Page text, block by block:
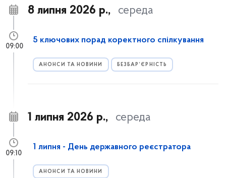
8 липня 2026 р., середа
5 ключових порад коректного спілкування
АНОНСИ ТА НОВИНИ БЕЗБАР’ЄРНІСТЬ
09:00
1 липня 2026 р., середа
1 липня - День державного реєстратора
АНОНСИ ТА НОВИНИ
09:10